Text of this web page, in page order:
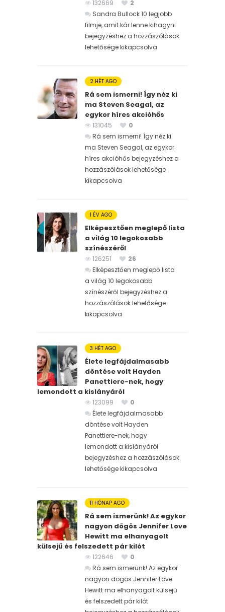
132669
2
Sandra Bullock 10 legjobb
filmje, amit kár lenne kihagyni
bejegyzéshez a hozzászólások
lehetősége kikapcsolva
2 HÉT AGO
Rá sem ismerni! Így néz ki
ma Steven Seagal, az
egykor híres akcióhős
131045
0
Rá sem ismerni! Így néz ki
ma Steven Seagal, az egykor
híres akcióhős bejegyzéshez a
hozzászólások lehetősége
kikapcsolva
1 ÉV AGO
Elképesztően meglepő lista
a világ 10 legokosabb
színészéről
126251
26
Elképesztően meglepő lista
a világ 10 legokosabb
színészéről bejegyzéshez a
hozzászólások lehetősége
kikapcsolva
3 HÉT AGO
Élete legfájdalmasabb
döntése volt Hayden
Panettiere-nek, hogy
lemondott a kislányáról
123099
0
Élete legfájdalmasabb
döntése volt Hayden
Panettiere-nek, hogy
lemondott a kislányáról
bejegyzéshez a hozzászólások
lehetősége kikapcsolva
11 HÓNAP AGO
Rá sem ismerünk! Az egykor
nagyon dögös Jennifer Love
Hewitt ma elhanyagolt
külsejű és felszedett pár kilót
122646
0
Rá sem ismerünk! Az egykor
nagyon dögös Jennifer Love
Hewitt ma elhanyagolt külsejű
és felszedett pár kilót